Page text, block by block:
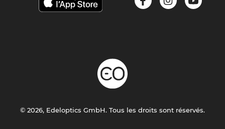
© 2026, Edeloptics GmbH. Tous les droits sont réservés.